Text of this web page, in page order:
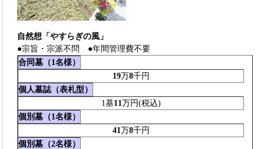
自然想「やすらぎの風」
●宗旨・宗派不問 ●年間管理費不要
合同墓（1名様）
19万8千円
個人墓誌（表札型）
1基11万円(税込)
個別墓（1名様）
41万8千円
個別墓（2名様）